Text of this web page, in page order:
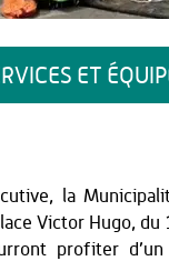
ET
la
Victor Hugo,
profiter